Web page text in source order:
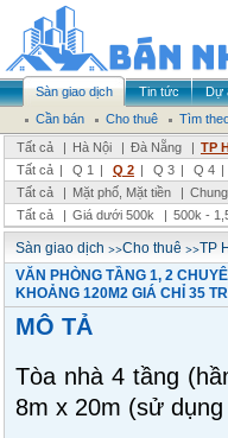
Sàn giao dịch Tin tức Dự
Cần bán
Cho thuê
Tìm
Tất cả
| Hà Nội | Đà Nẵng | TP
Tất cả | Q 1 | Q 2 | Q 3 | Q 4 |
Tất cả
| Mặt phố, Mặt tiền |
Tất cả
| Giá dưới 500k | 500k -
Sàn giao dịch >>Cho thuê >>TP
VĂN PHÒNG TẦNG 1, 2
KHOẢNG 120M2 GIÁ CHỈ 35
MÔ TẢ
Tòa nhà 4 tầng
8m x 20m (sử